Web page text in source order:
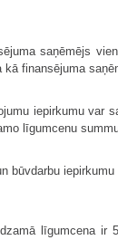
saņēmējs
finansējuma
iepirkumu
līgumcenu
būvdarbu
līgumcena